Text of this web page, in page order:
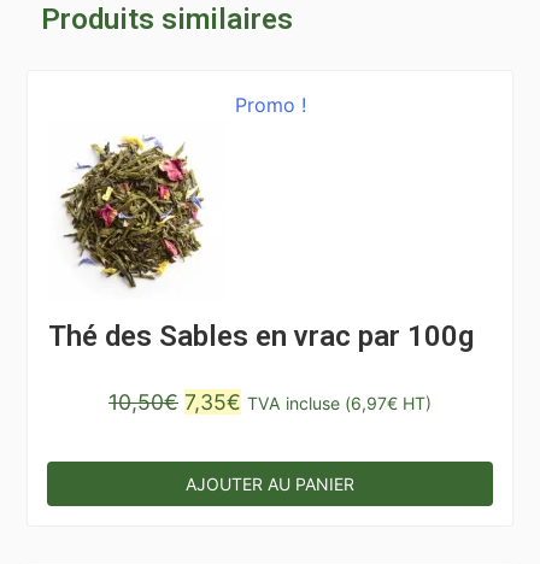
Produits similaires
Promo !
Thé des Sables en vrac par 100g
10,50€ Le
initial
était :
7,35€ Le
actuel
est :
TVA incluse (6,97€ HT)
AJOUTER AU PANIER